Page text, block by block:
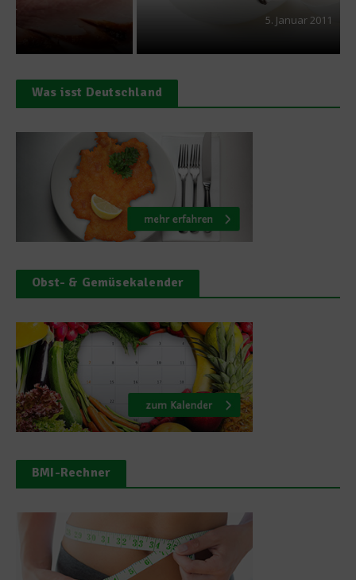
Was isst Deutschland
Obst- & Gemüsekalender
BMI-Rechner